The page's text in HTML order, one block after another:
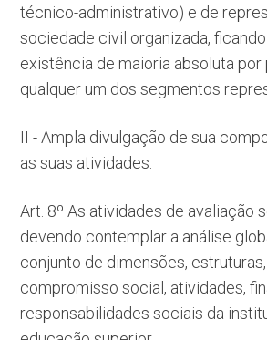
técnico-administrativo) e de
sociedade civil organizada,
existência de maioria absoluta por
qualquer um dos segmentos
II - Ampla divulgação de sua
as suas atividades.
Art. 8º As atividades de avaliação
devendo contemplar a análise
conjunto de dimensões,
compromisso social, atividades,
responsabilidades sociais da